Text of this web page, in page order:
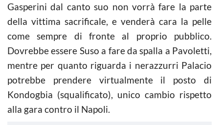
Gasperini dal canto suo non vorrà fare la parte
della vittima sacrificale, e venderà cara la pelle
come sempre di fronte al proprio pubblico.
Dovrebbe essere Suso a fare da spalla a Pavoletti,
mentre per quanto riguarda i nerazzurri Palacio
potrebbe prendere virtualmente il posto di
Kondogbia (squalificato), unico cambio rispetto
alla gara contro il Napoli.